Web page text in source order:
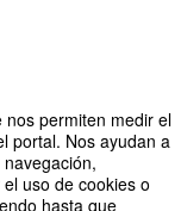
nos permiten medir el
portal. Nos ayudan a
uso de cookies o
hasta que
artificial. Región